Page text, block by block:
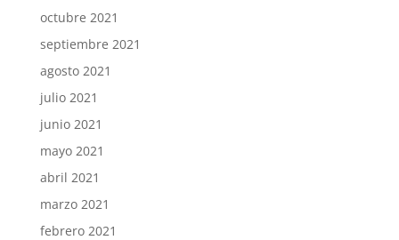
octubre 2021
septiembre 2021
agosto 2021
julio 2021
junio 2021
mayo 2021
abril 2021
marzo 2021
febrero 2021